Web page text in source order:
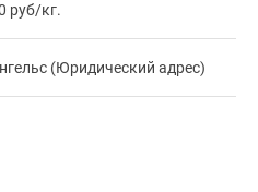
руб/кг.
(Юридический адрес)